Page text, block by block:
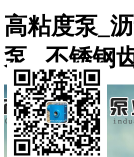
高粘度泵_
泵_ 不锈钢